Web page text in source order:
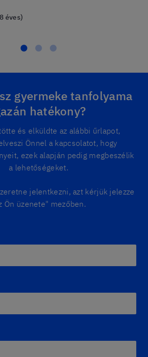
éves)
gyermeke tanfolyama
hatékony?
és elküldte az alábbi űrlapot,
Önnel a kapcsolatot, hogy
ezek alapján pedig megbeszélik
a lehetőségeket.
jelentkezni, azt kérjük jelezze
Ön üzenete" mezőben.